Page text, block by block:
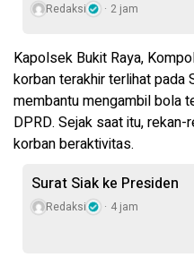
Redaksi 2 jam
Kapolsek Bukit Raya,
korban terakhir terlihat
membantu mengambil bola
DPRD. Sejak saat itu,
korban beraktivitas.
Surat Siak ke Presiden
Redaksi 4 jam